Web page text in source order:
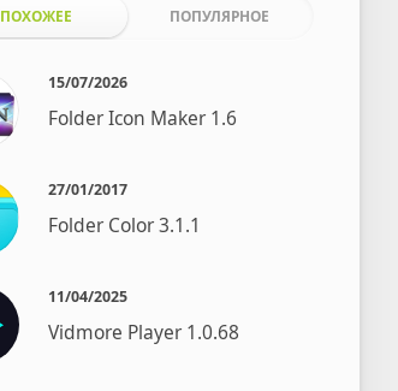
ПОХОЖЕЕ ПОПУЛЯРНОЕ
15/07/2026
Folder Icon Maker 1.6
27/01/2017
Folder Color 3.1.1
11/04/2025
Vidmore Player 1.0.68